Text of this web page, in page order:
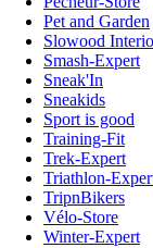
Pet and Garden
Slowood
Smash-Expert
Sneak'In
Sneakids
Sport is good
Training-Fit
Trek-Expert
Triathlon-
TripnBikers
Vélo-Store
Winter-Expert